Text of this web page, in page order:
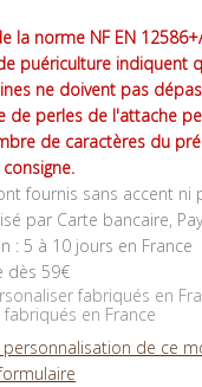
la norme NF EN
puériculture indiquent
ne doivent pas
de perles de l'attache
de caractères du
fournis sans accent ni
par Carte bancaire,
: 5 à 10 jours en France
dès 59€
en France
de ce